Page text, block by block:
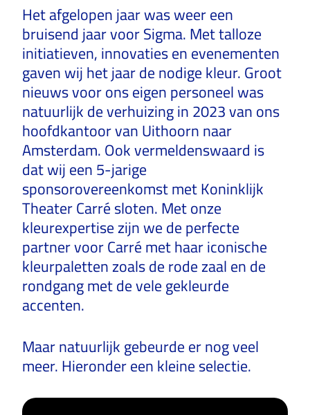
Het afgelopen jaar was weer een
bruisend jaar voor Sigma. Met talloze
initiatieven, innovaties en evenementen
gaven wij het jaar de nodige kleur. Groot
nieuws voor ons eigen personeel was
natuurlijk de verhuizing in 2023 van ons
hoofdkantoor van Uithoorn naar
Amsterdam. Ook vermeldenswaard is
dat wij een 5-jarige
sponsorovereenkomst met Koninklijk
Theater Carré sloten. Met onze
kleurexpertise zijn we de perfecte
partner voor Carré met haar iconische
kleurpaletten zoals de rod­e zaal en de
rondgang met de vele gekleurde
accenten.
Maar natuurlijk gebeurde er nog veel
meer. Hieronder een kleine selectie.